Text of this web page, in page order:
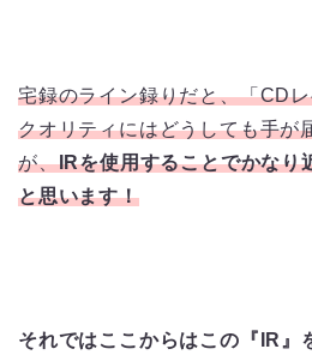
ヤ
ー
宅録のライン録りだと、「CD
クオリティにはどうしても手が
が、IRを使用することでかなり
と思います！
それではここからはこの『IR』